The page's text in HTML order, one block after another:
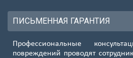
ПИСЬМЕННАЯ ГАРАНТИЯ
Профессиональные
повреждений проводят